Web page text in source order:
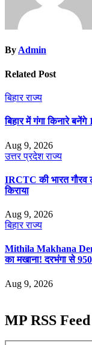
ByAdmin
Related Post
बिहारराज्य
बिहार में गंगा किनारे
Aug 9, 2026
उत्तर प्रदेशराज्य
IRCTC की भारत गौरव
किराया
Aug 9, 2026
बिहारराज्य
Mithila Makhana
का मखाना! दरभंगा से
Aug 9, 2026
MP RSS Feed